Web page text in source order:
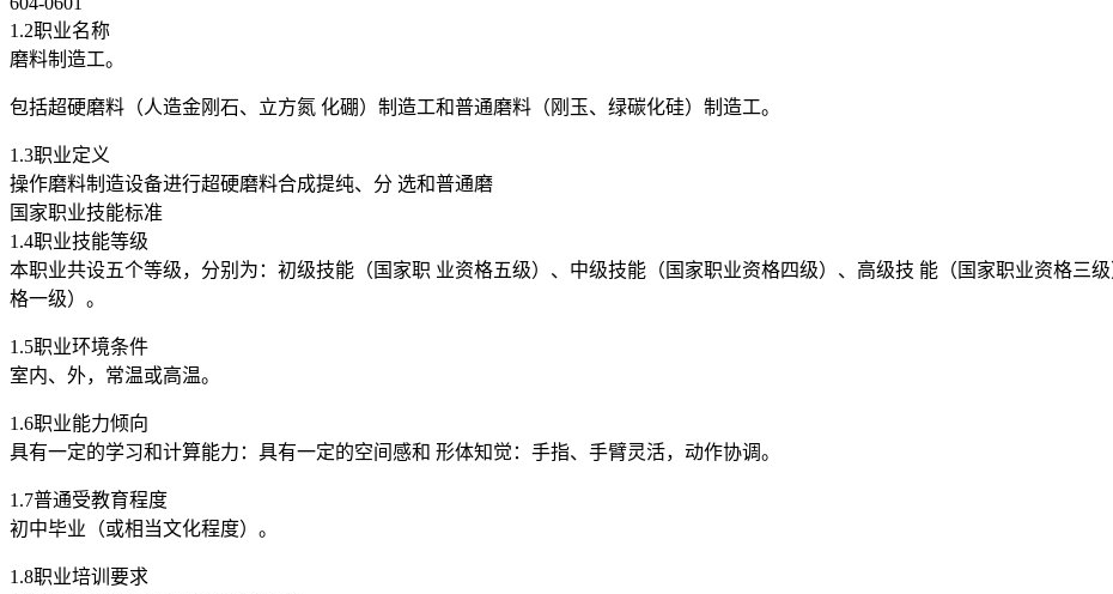
1.2职业名称
磨料制造工。
包括超硬磨料（人造金刚石、立方氮 化硼）制造工和普通磨料（刚玉、绿碳化硅）制造工。
1.3职业定义
操作磨料制造设备进行超硬磨料合成提纯、分 选和普通磨
国家职业技能标准
1.4职业技能等级
本职业共设五个等级，分别为：初级技能（国家职 业资格五级）、中级技能（国家职业资格四级）、高级技 能（国家职业资格三
格一级）。
1.5职业环境条件
室内、外，常温或高温。
1.6职业能力倾向
具有一定的学习和计算能力：具有一定的空间感和 形体知觉：手指、手臂灵活，动作协调。
1.7普通受教育程度
初中毕业（或相当文化程度）。
1.8职业培训要求